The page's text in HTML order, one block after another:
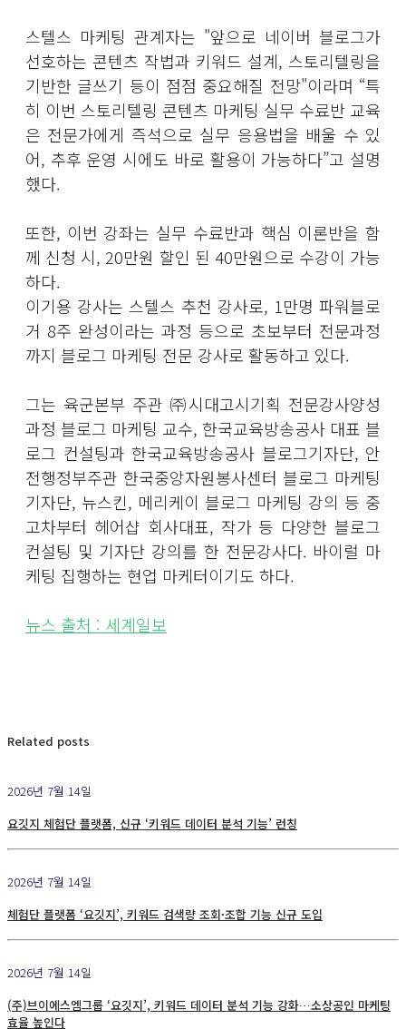
스텔스 마케팅 관계자는 "앞으로 네이버 블로그가
선호하는 콘텐츠 작법과 키워드 설계, 스토리텔링을
기반한 글쓰기 등이 점점 중요해질 전망"이라며 “특
히 이번 스토리텔링 콘텐츠 마케팅 실무 수료반 교육
은 전문가에게 즉석으로 실무 응용법을 배울 수 있
어, 추후 운영 시에도 바로 활용이 가능하다”고 설명
했다.
또한, 이번 강좌는 실무 수료반과 핵심 이론반을 함
께 신청 시, 20만원 할인 된 40만원으로 수강이 가능
하다.
이기용 강사는 스텔스 추천 강사로, 1만명 파워블로
거 8주 완성이라는 과정 등으로 초보부터 전문과정
까지 블로그 마케팅 전문 강사로 활동하고 있다.
그는 육군본부 주관 ㈜시대고시기획 전문강사양성
과정 블로그 마케팅 교수, 한국교육방송공사 대표 블
로그 컨설팅과 한국교육방송공사 블로그기자단, 안
전행정부주관 한국중앙자원봉사센터 블로그 마케팅
기자단, 뉴스킨, 메리케이 블로그 마케팅 강의 등 중
고차부터 헤어샵 회사대표, 작가 등 다양한 블로그
컨설팅 및 기자단 강의를 한 전문강사다. 바이럴 마
케팅 집행하는 현업 마케터이기도 하다.
뉴스 출처 : 세계일보
Related posts
2026년 7월 14일
요깃지 체험단 플랫폼, 신규 ‘키워드 데이터 분석 기능’ 런칭
2026년 7월 14일
체험단 플랫폼 ‘요깃지’, 키워드 검색량 조회·조합 기능 신규 도입
2026년 7월 14일
(주)브이에스엠그룹 ‘요깃지’, 키워드 데이터 분석 기능 강화…소상공인 마케팅
효율 높인다